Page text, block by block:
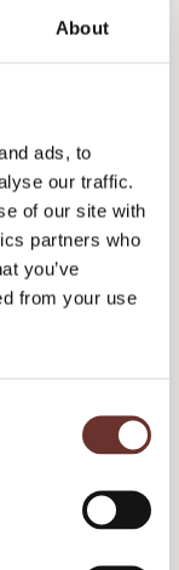
About
ads, to
our traffic.
of our site with
partners who
you’ve
from your use
hvad, så
kørt din
både de
ikke gør.
jeres
Skru op
den
noget
updates,
du kigge på